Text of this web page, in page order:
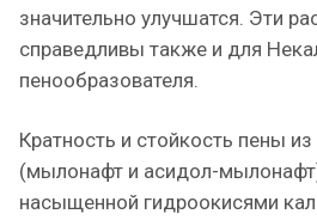
значительно улучшатся. Эти
справедливы также и для
пенообразователя.
Кратность и стойкость пены
(мылонафт и асидол-
насыщенной гидроокисями